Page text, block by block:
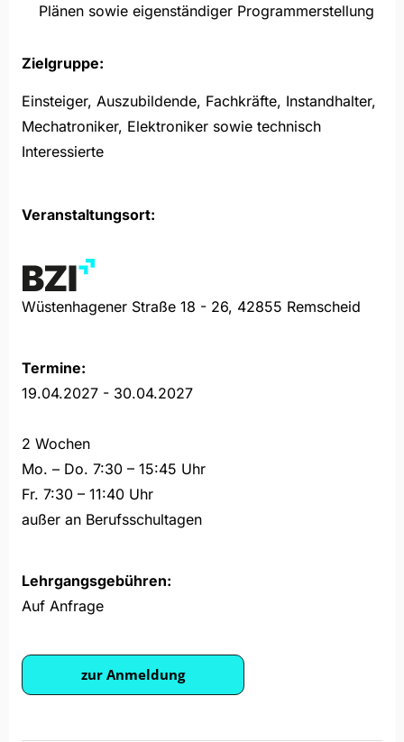
Plänen sowie eigenständiger Programmerstellung
Zielgruppe:
Einsteiger, Auszubildende, Fachkräfte, Instandhalter,
Mechatroniker, Elektroniker sowie technisch
Interessierte
Veranstaltungsort:
Wüstenhagener Straße 18 - 26, 42855 Remscheid
Termine:
19.04.2027 - 30.04.2027
2 Wochen
Mo. – Do. 7:30 – 15:45 Uhr
Fr. 7:30 – 11:40 Uhr
außer an Berufsschultagen
Lehrgangsgebühren:
Auf Anfrage
zur Anmeldung